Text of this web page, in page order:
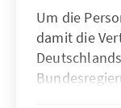
Um die
damit die